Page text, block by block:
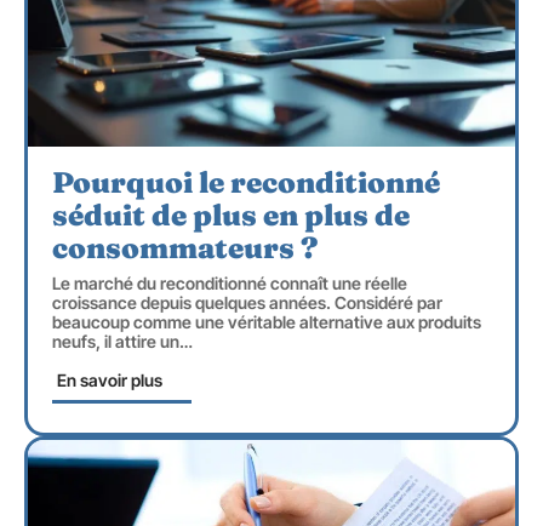
Pourquoi le reconditionné
séduit de plus en plus de
consommateurs ?
Le marché du reconditionné connaît une réelle
croissance depuis quelques années. Considéré par
beaucoup comme une véritable alternative aux produits
neufs, il attire un…
En savoir plus